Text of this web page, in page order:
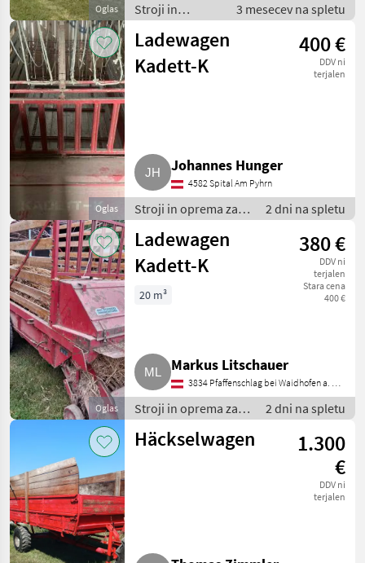
Oglas
Stroji in
oprema za
žetev in
spravilo /
Nakladalna
3 mesecev na spletu
Oglas
Ladewagen
Kadett-K
400 €
DDV ni
terjalen
Johannes Hunger
4582 Spital Am Pyhrn
Stroji in oprema za
žetev in spravilo /
Nakladalna prikolica
2 dni na spletu
Oglas
Ladewagen
Kadett-K
380 €
DDV ni
terjalen
Stara cena
400 €
20 m³
Markus Litschauer
3834 Pfaffenschlag bei Waidhofen a. d.
Thaya
Stroji in oprema za
žetev in spravilo /
Nakladalna prikolica
2 dni na spletu
Häckselwagen
1.300
€
DDV ni
terjalen